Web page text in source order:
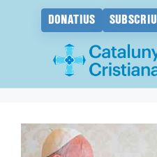
DONATIUS
contingut